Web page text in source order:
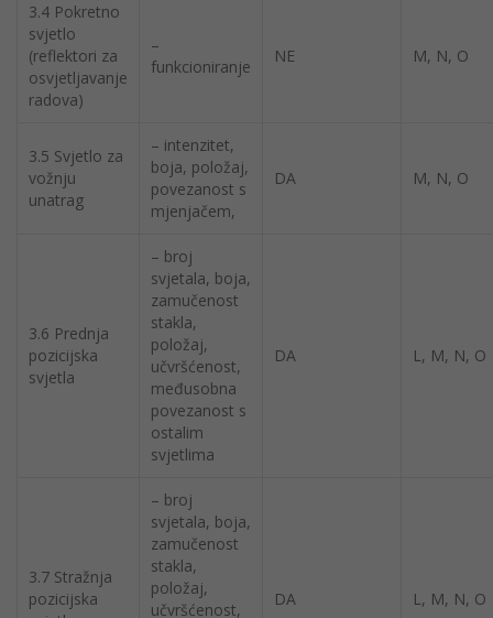
3.4 Pokretno
svjetlo
(reflektori za
osvjetljavanje
radova)
–
funkcioniranje
NE M, N, O
3.5 Svjetlo za
vožnju
unatrag
– intenzitet,
boja, položaj,
povezanost s
mjenjačem,
DA M, N, O
3.6 Prednja
pozicijska
svjetla
– broj
svjetala, boja,
zamučenost
stakla,
položaj,
učvršćenost,
međusobna
povezanost s
ostalim
svjetlima
DA L, M, N, O
3.7 Stražnja
pozicijska
– broj
svjetala, boja,
zamučenost
stakla,
položaj,
učvršćenost,
DA L, M, N, O